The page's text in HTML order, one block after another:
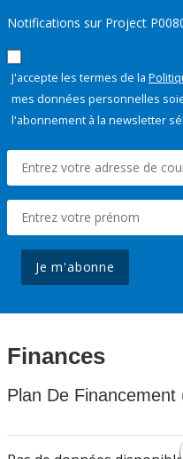
Notifications sur Project
J'accepte les termes de la
mes données personnelles
l'abonnement à la newsletter
Je m'abonne
Finances
Plan De Financement